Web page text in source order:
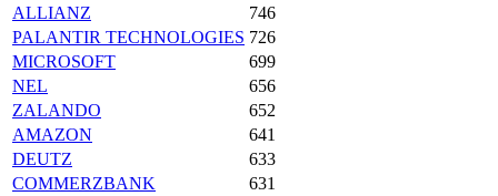
ALLIANZ
746
PALANTIR TECHNOLOGIES 726
MICROSOFT
699
NEL
656
ZALANDO
652
AMAZON
641
DEUTZ
633
COMMERZBANK
631